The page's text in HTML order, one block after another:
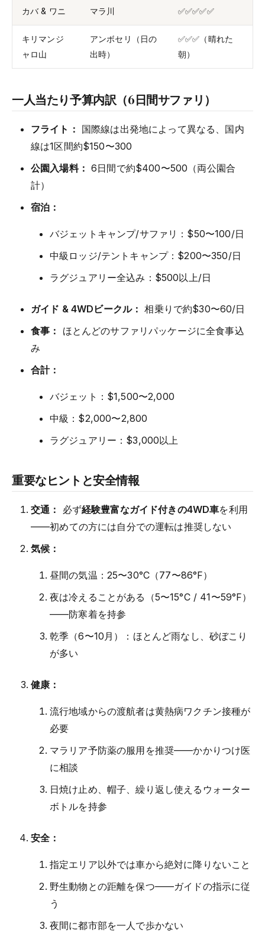
カバ & ワニ マラ川 ✅✅✅✅✅
キリマンジ
ャロ山
アンボセリ（日の
出時）
✅✅✅（晴れた
朝）
一人当たり予算内訳（6日間サファリ）
フライト： 国際線は出発地によって異なる、国内
線は1区間約$150〜300
公園入場料： 6日間で約$400〜500（両公園合
計）
宿泊：
バジェットキャンプ/サファリ：$50〜100/日
中級ロッジ/テントキャンプ：$200〜350/日
ラグジュアリー全込み：$500以上/日
ガイド & 4WDビークル： 相乗りで約$30〜60/日
食事：
ほとんどのサファリパッケージに全食事込
み
合計：
バジェット：$1,500〜2,000
中級：$2,000〜2,800
ラグジュアリー：$3,000以上
重要なヒントと安全情報
交通： 必ず経験豊富なガイド付きの4WD車を利用
——初めての方には自分での運転は推奨しない
気候：
昼間の気温：25〜30°C（77〜86°F）
夜は冷えることがある（5〜15°C / 41〜59°F）
——防寒着を持参
乾季（6〜10月）：ほとんど雨なし、砂ぼこり
が多い
健康：
流行地域からの渡航者は黄熱病ワクチン接種が
必要
マラリア予防薬の服用を推奨——かかりつけ医
に相談
日焼け止め、帽子、繰り返し使えるウォーター
ボトルを持参
安全：
指定エリア以外では車から絶対に降りないこと
野生動物との距離を保つ——ガイドの指示に従
う
夜間に都市部を一人で歩かない